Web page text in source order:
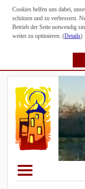
Cookies helfen uns dabei,
schützen und zu verbessern.
Betrieb der Seite notwendig
weiter zu optimieren. (Details)